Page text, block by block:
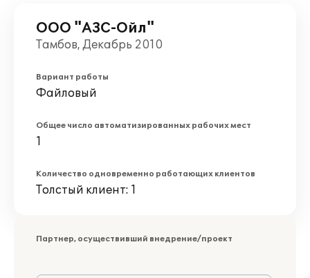
ООО "АЗС-Ойл"
Тамбов, Декабрь 2010
Вариант работы
Файловый
Общее число автоматизированных рабочих мест
1
Количество одновременно работающих клиентов
Толстый клиент: 1
Партнер, осуществивший внедрение/проект